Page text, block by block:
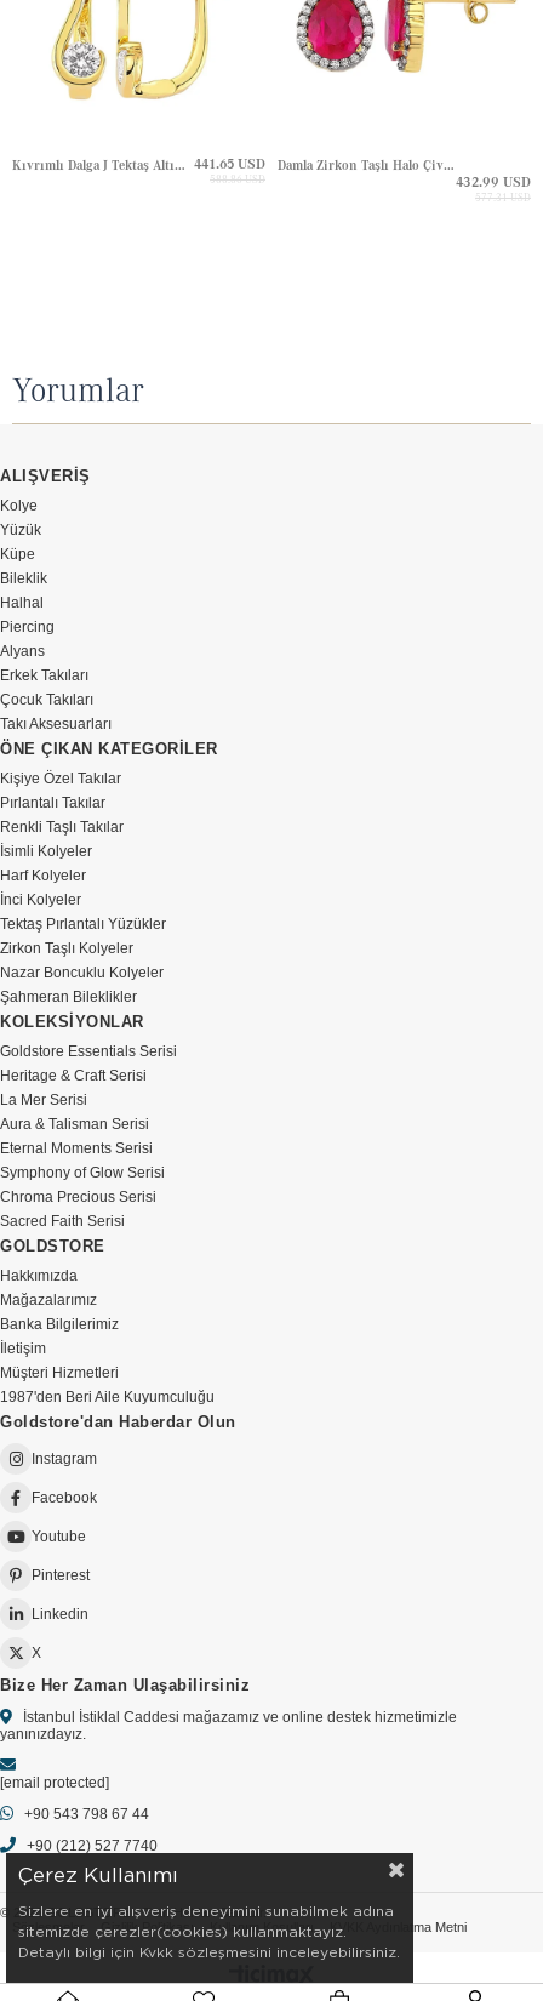
Kıvrımlı Dalga J Tektaş Altın Küpe 441.65 USD
588.86 USD
Damla Zirkon Taşlı Halo Çivili Altın Küpe
432.99 USD
577.31 USD
Yorumlar
ALIŞVERİŞ
Kolye
Yüzük
Küpe
Bileklik
Halhal
Piercing
Alyans
Erkek Takıları
Çocuk Takıları
Takı Aksesuarları
ÖNE ÇIKAN KATEGORİLER
Kişiye Özel Takılar
Pırlantalı Takılar
Renkli Taşlı Takılar
İsimli Kolyeler
Harf Kolyeler
İnci Kolyeler
Tektaş Pırlantalı Yüzükler
Zirkon Taşlı Kolyeler
Nazar Boncuklu Kolyeler
Şahmeran Bileklikler
KOLEKSİYONLAR
Goldstore Essentials Serisi
Heritage & Craft Serisi
La Mer Serisi
Aura & Talisman Serisi
Eternal Moments Serisi
Symphony of Glow Serisi
Chroma Precious Serisi
Sacred Faith Serisi
GOLDSTORE
Hakkımızda
Mağazalarımız
Banka Bilgilerimiz
İletişim
Müşteri Hizmetleri
1987'den Beri Aile Kuyumculuğu
Goldstore'dan Haberdar Olun
Instagram
Facebook
Youtube
Pinterest
Linkedin
X
Bize Her Zaman Ulaşabilirsiniz
İstanbul İstiklal Caddesi mağazamız ve online destek hizmetimizle
yanınızdayız.
[email protected]
+90 543 798 67 44
+90 (212) 527 7740
© 2026 GOLDSTORE - Tüm Hakları Saklıdır.
Sözleşmeler
Gizlilik Politikası Kullanım Koşulları KVKK Aydınlatma Metni
Çerez Kullanımı
Sizlere en iyi alışveriş deneyimini sunabilmek adına
sitemizde çerezler(cookies) kullanmaktayız.
Detaylı bilgi için Kvkk sözleşmesini inceleyebilirsiniz.